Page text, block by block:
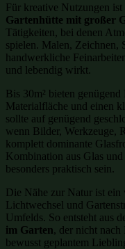
Für kreative Nutzungen
Gartenhütte mit großer
Tätigkeiten, bei denen
spielen. Malen, Zeichnen,
handwerkliche
und lebendig wirkt.
Bis 30m² bieten
Materialfläche und einen
sollte auf genügend
wenn Bilder, Werkzeuge,
komplett dominante
Kombination aus Glas
besonders praktisch sein.
Die Nähe zur Natur ist ein
Lichtwechsel und
Umfelds. So entsteht aus
im Garten, der nicht nach
bewusst geplantem